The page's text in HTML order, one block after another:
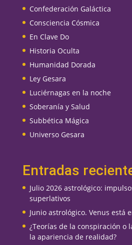
Confederación Galáctica
Consciencia Cósmica
En Clave Do
Historia Oculta
Humanidad Dorada
Ley Gesara
Luciérnagas en la noche
Soberanía y Salud
Subbética Mágica
Universo Gesara
Entradas
Julio 2026 astrológico:
superlativos
Junio astrológico. Venus está
¿Teorías de la conspiración o
la apariencia de realidad?